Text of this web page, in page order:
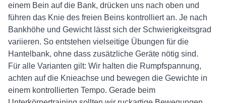
einem Bein auf die Bank, drücken uns nach oben und
führen das Knie des freien Beins kontrolliert an. Je nach
Bankhöhe und Gewicht lässt sich der Schwierigkeitsgrad
variieren. So entstehen vielseitige Übungen für die
Hantelbank, ohne dass zusätzliche Geräte nötig sind.
Für alle Varianten gilt: Wir halten die Rumpfspannung,
achten auf die Knieachse und bewegen die Gewichte in
einem kontrollierten Tempo. Gerade beim